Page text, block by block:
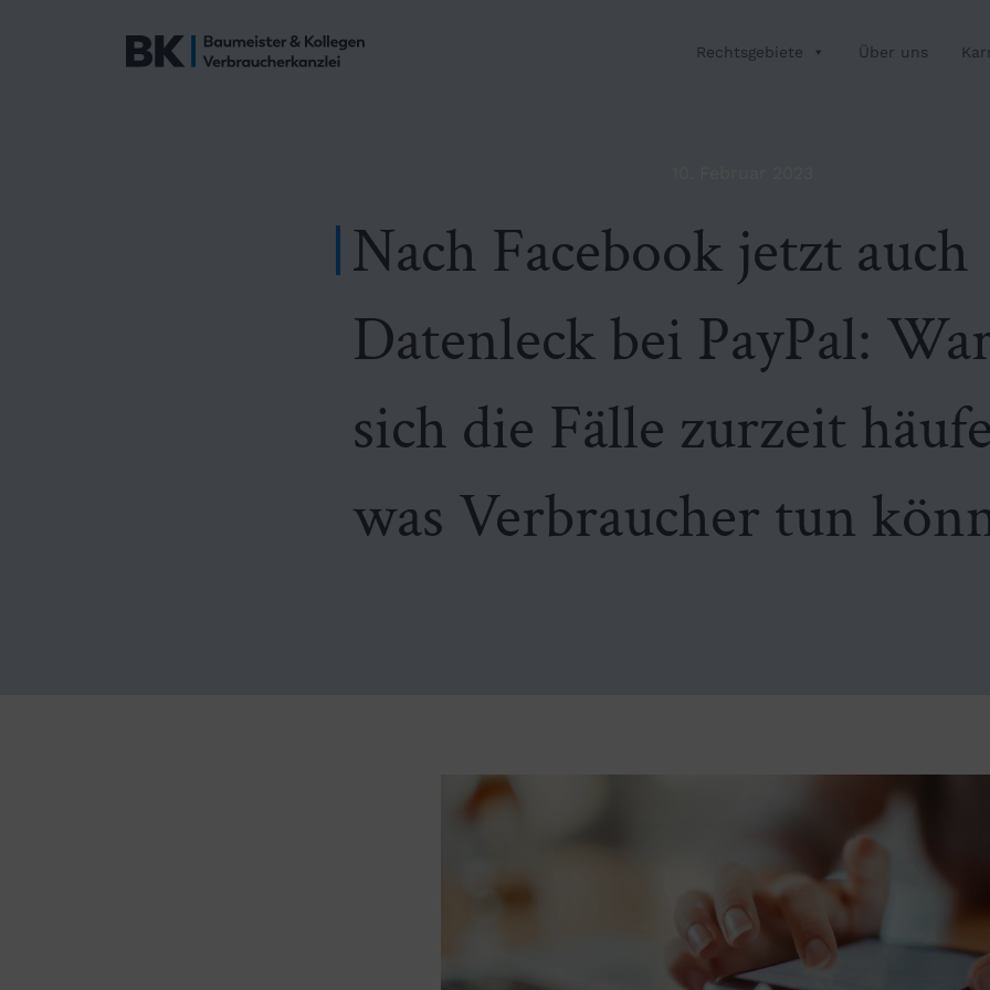
Rechtsgebiete Über uns
Nach Facebook jetzt auch
Datenleck bei PayPal:
sich die Fälle zurzeit
was Verbraucher tun